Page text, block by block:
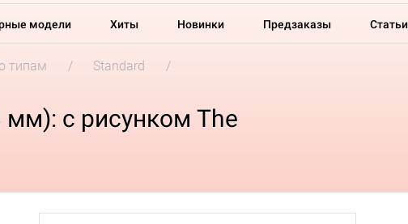
модели Хиты Новинки Предзаказы Статьи
типам
Standard
с рисунком The